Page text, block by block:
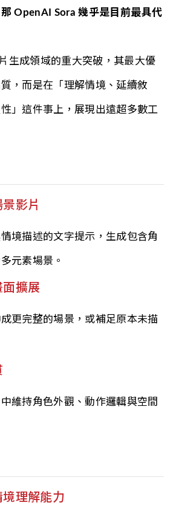
OpenAI Sora 幾乎是目前最具代
生成領域的重大突破，其最大優
，而是在「理解情境、延續敘
」這件事上，展現出遠超多數工
影片
境描述的文字提示，生成包含角
元素場景。
面擴展
更完整的場景，或補足原本未描
維持角色外觀、動作邏輯與空間
理解能力